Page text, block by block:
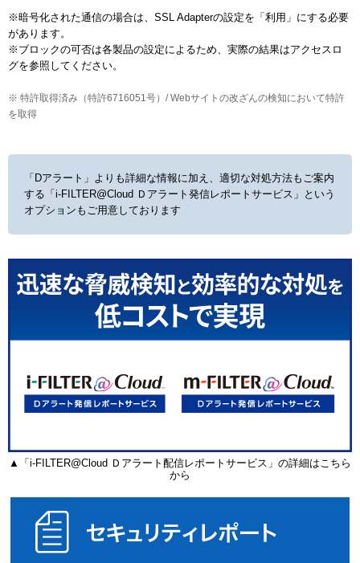
※暗号化された通信の場合は、SSL Adapterの設定を「利用」にする必要
があります。
※ブロックの可否は各製品の設定によるため、実際の結果はアクセスロ
※ 特許取得済み（特許6716051号）/ Webサイトの改ざんの検知において特許
を取得
「Dアラート」よりも詳細な情報に加え、適切な対処方法もご案内
する 「i-FILTER@Cloud Ｄアラート発信レポートサービス」という
オプションもご用意しております
▲「i-FILTER@Cloud Ｄアラート配信レポートサービス」の詳細はこちら
から